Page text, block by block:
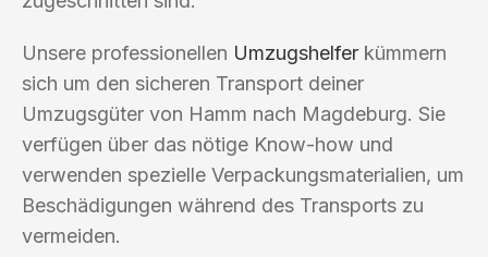
Unsere professionellen Umzugshelfer kümmern
sich um den sicheren Transport deiner
Umzugsgüter von Hamm nach Magdeburg. Sie
verfügen über das nötige Know-how und
verwenden spezielle Verpackungsmaterialien, um
Beschädigungen während des Transports zu
vermeiden.